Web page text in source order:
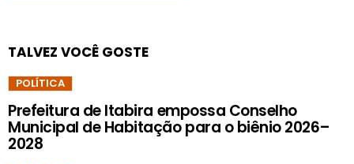
TALVEZ VOCÊ GOSTE
POLÍTICA
Prefeitura de Itabira empossa Conselho
Municipal de Habitação para o biênio 2026–
2028